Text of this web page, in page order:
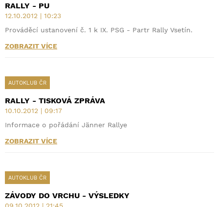
RALLY - PU
12.10.2012 | 10:23
Prováděcí ustanovení č. 1 k IX. PSG - Partr Rally Vsetín.
ZOBRAZIT VÍCE
AUTOKLUB ČR
RALLY - TISKOVÁ ZPRÁVA
10.10.2012 | 09:17
Informace o pořádání Jänner Rallye
ZOBRAZIT VÍCE
AUTOKLUB ČR
ZÁVODY DO VRCHU - VÝSLEDKY